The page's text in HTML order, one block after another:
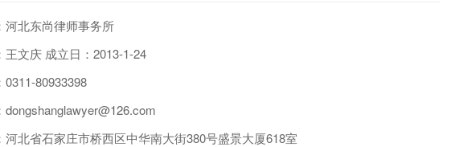
东尚律师事务所
文庆 成立日：2013-1-24
80933398
省石家庄市桥西区中华南大街380号盛景大厦618室